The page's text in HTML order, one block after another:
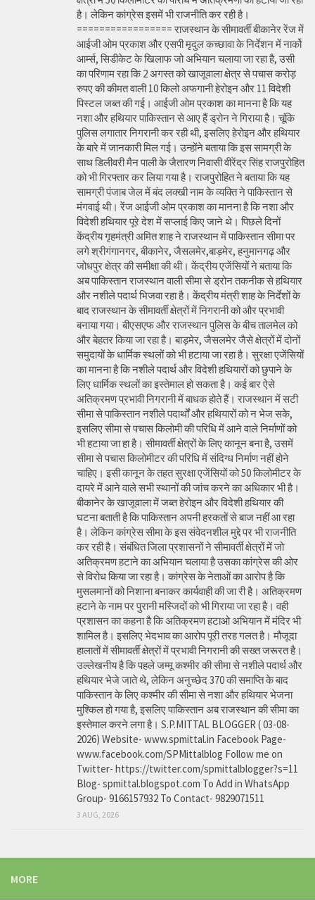
है। लेकिन कांग्रेस इसमें भी राजनीति कर रही है।
================= राजस्थान के सीमावर्ती बीकानेर रेंज में
आईजी ओम प्रकाश और एसपी मृदुल कच्छावा के निर्देशन में नार्को
आर्म्स, सिडीकेट के खिलाफ जो अभियान चलाया जा रहा है, उसी
का परिणाम रहा कि 2 अगस्त को खाजूवाला क्षेत्र से पचास करोड़
रुपए की कीमत वाली 10 किलो अफगानी हेरोइन और 11 विदेशी
पिस्टल जब्त की गई। आईजी ओम प्रकाश का मानना है कि यह
नशा और हथियार पाकिस्तान से आए हैं ड्रोन ने गिराया है। चूंकि
पुलिस लगातार निगरानी कर रही थी, इसलिए हेरोइन और हथियार
के बारे में जानकारी मिल गई। उन्होंने बताया कि इस सामग्री के
साथ डिलीवरी मैन पाली के जैतारण निवासी वीरेंद्र सिंह राजपुरोहित
को भी गिरफ्तार कर लिया गया है। राजपुरोहित ने बताया कि यह
सामग्री पंजाब जेल में बंद लक्खी नाम के व्यक्ति ने पाकिस्तान से
मंगवाई थी। रेंज आईजी ओम प्रकाश का मानना है कि नशा और
विदेशी हथियार पूरे देश में सप्लाई किए जाने थे। पिछले दिनों
केंद्रीय गृहमंत्री अमित शाह ने राजस्थान में पाकिस्तान सीमा पर
लगे श्रीगंगानगर, बीकानेर, जैसलमेर,बाड़मेर, हनुमानगढ़ और
जोधपुर क्षेत्र की समीक्षा की थी। केंद्रीय एजेंसियों ने बताया कि
अब पाकिस्तान राजस्थान वाली सीमा से ड्रोन तकनीक से हथियार
और नशीले पदार्थ भिजवा रहा है। केंद्रीय मंत्री शाह के निर्देशों के
बाद राजस्थान के सीमावर्ती क्षेत्रों में निगरानी को और प्रभावी
बनाया गया। बीएसएफ और राजस्थान पुलिस के बीच तालमेल को
और बेहतर किया जा रहा है। बाड़मेर, जैसलमेर जैसे क्षेत्रों में दोनों
समुदायों के धार्मिक स्थलों को भी हटाया जा रहा है। सुरक्षा एजेंसियों
का मानना है कि नशीले पदार्थ और विदेशी हथियारों को छुपाने के
लिए धार्मिक स्थलों का इस्तेमाल हो सकता है। कई बार ऐसे
अतिक्रमण प्रभावी निगरानी में बाधक होते हैं। राजस्थान में सटी
सीमा से पाकिस्तान नशीले पदार्थों और हथियारों को न भेज सके,
इसलिए सीमा से पचास किलोमी की परिधि में आने वाले निर्माणों को
भी हटाया जा हा है। सीमावर्ती क्षेत्रों के लिए कानून बना है, उसमें
सीमा से पचास किलोमीटर की परिधि में संदिग्ध निर्माण नहीं होने
चाहिए। इसी कानून के तहत सुरक्षा एजेंसियों को 50 किलोमीटर के
दायरे में आने वाले सभी स्थानों की जांच करने का अधिकार भी है।
बीकानेर के खाजूवाला में जब्त हेरोइन और विदेशी हथियार की
घटना बताती है कि पाकिस्तान अपनी हरकतों से बाज नहीं आ रहा
है। लेकिन कांग्रेस सीमा के इस संवेदनशील मुद्दे पर भी राजनीति
कर रही है। संबंधित जिला प्रशासनों ने सीमावर्ती क्षेत्रों में जो
अतिक्रमण हटाने का अभियान चलाया है उसका कांग्रेस की ओर
से विरोध किया जा रहा है। कांग्रेस के नेताओं का आरोप है कि
मुसलमानों को निशाना बनाकर कार्यवाही की जा री है। अतिक्रमण
हटाने के नाम पर पुरानी मस्जिदों को भी गिराया जा रहा है। वही
प्रशासन का कहना है कि अतिक्रमण हटाओ अभियान में मंदिर भी
शामिल है। इसलिए भेदभाव का आरोप पूरी तरह गलत है। मौजूदा
हालातों में सीमावर्ती क्षेत्रों में प्रभावी निगरानी की सख्त जरूरत है।
उल्लेखनीय है कि पहले जम्मू कश्मीर की सीमा से नशीले पदार्थ और
हथियार भेजे जाते थे, लेकिन अनुच्छेद 370 की समाप्ति के बाद
पाकिस्तान के लिए कश्मीर की सीमा से नशा और हथियार भेजना
मुश्किल हो गया है, इसलिए पाकिस्तान अब राजस्थान की सीमा का
इस्तेमाल करने लगा है। S.P.MITTAL BLOGGER ( 03-08-
2026) Website- www.spmittal.in Facebook Page-
www.facebook.com/SPMittalblog Follow me on
Twitter- https://twitter.com/spmittalblogger?s=11
Blog- spmittal.blogspot.com To Add in WhatsApp
Group- 9166157932 To Contact- 9829071511
3 AUG, 2026
MORE